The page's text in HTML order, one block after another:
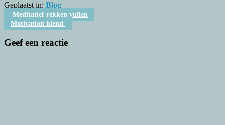
Geplaatst in: Blog
Berichtnavigatie
Meditatief rekken vullen
Motivation blend
Geef een reactie